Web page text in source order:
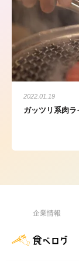
2022.01.19
ガッツリ系肉
企業情報